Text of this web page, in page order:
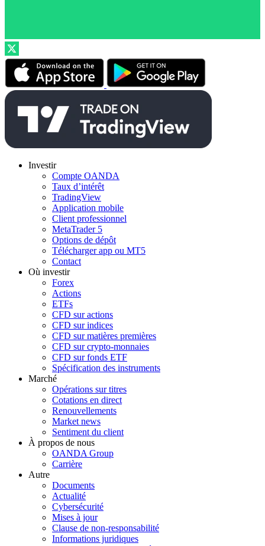
Investir
Compte OANDA
Taux d’intérêt
TradingView
Application mobile
Client professionnel
MetaTrader 5
Options de dépôt
Télécharger app ou MT5
Contact
Où investir
Forex
Actions
ETFs
CFD sur actions
CFD sur indices
CFD sur matières premières
CFD sur crypto-monnaies
CFD sur fonds ETF
Spécification des instruments
Marché
Opérations sur titres
Cotations en direct
Renouvellements
Market news
Sentiment du client
À propos de nous
OANDA Group
Carrière
Autre
Documents
Actualité
Cybersécurité
Mises à jour
Clause de non-responsabilité
Informations juridiques